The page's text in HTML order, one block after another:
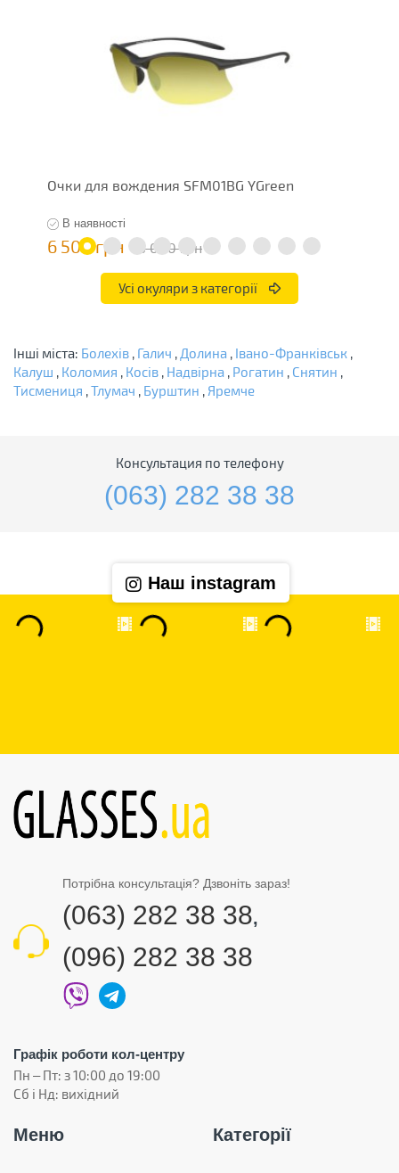
Очки для вождения SFM01BG YGreen
В наявності
6 500 грн 13 000 грн
Усі окуляри з категорії
Інші міста: Болехів , Галич , Долина , Івано-Франківськ ,
Калуш , Коломия , Косів , Надвірна , Рогатин , Снятин ,
Тисмениця ,Тлумач , Бурштин , Яремче
Консультация по телефону
(063) 282 38 38
Наш instagram
Потрібна консультація? Дзвоніть зараз!
(063) 282 38 38,
(096) 282 38 38
Графік роботи кол-центру
Пн – Пт: з 10:00 до 19:00
Сб і Нд: вихідний
Меню Категорії